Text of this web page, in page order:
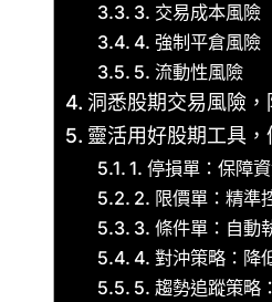
3. 交易成本風險
4. 強制平倉風險
5. 流動性風險
洞悉股期交易風險，
靈活用好股期工具
1. 停損單：保障
2. 限價單：精準
3. 條件單：自動
4. 對沖策略：降
5. 趨勢追蹤策略